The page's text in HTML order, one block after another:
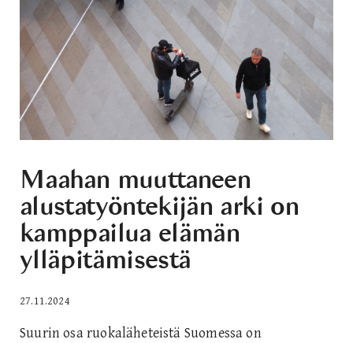
Maahan muuttaneen
alustatyöntekijän arki on
kamppailua elämän
ylläpitämisestä
27.11.2024
Suurin osa ruokaläheteistä Suomessa on